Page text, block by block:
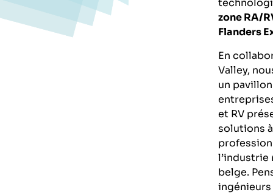
zone RA/
Flanders
En
Valley,
un
et RV
solutions
l’industrie
belge.